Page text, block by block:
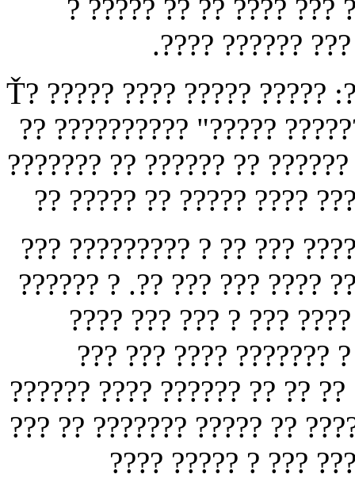
? ??????? ?? ???? ??
????????? ??
??? ? ???? ??? ?? ??? ???? ?? ?????: Ť? ????? ???? ????? ?????
?? ?????????? "?????
??????? ?? ?????? ??
?? ????? ?? ????? ????
?? ??? ?????? ??? ?? ?? ??
????? ??? ?? ?? ?? ? ???
? ???? ?? ???? ??? ?
????? ???? ????? ??
????? ????? ??????? ?????
????? ???? ?????? ??
????? ????? ??? ??